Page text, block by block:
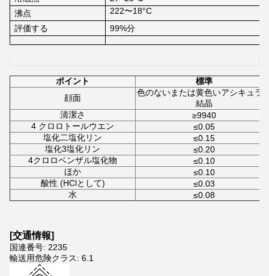
沸点
222〜18°C
評価する
99%分
ポイント
標準
顔面
色のないまたは黄色いアシキュラ
結晶
清潔さ
≥9940
4 クロロトールウエン
≤0.05
塩化二塩化リン
≤0.15
塩化3塩化リン
≤0.20
4クロロベンザル塩化物
≤0.10
ほか
≤0.10
酸性 (HClとして)
≤0.03
水
≤0.08
[交通情報]
国連番号: 2235
輸送用危険クラス: 6.1